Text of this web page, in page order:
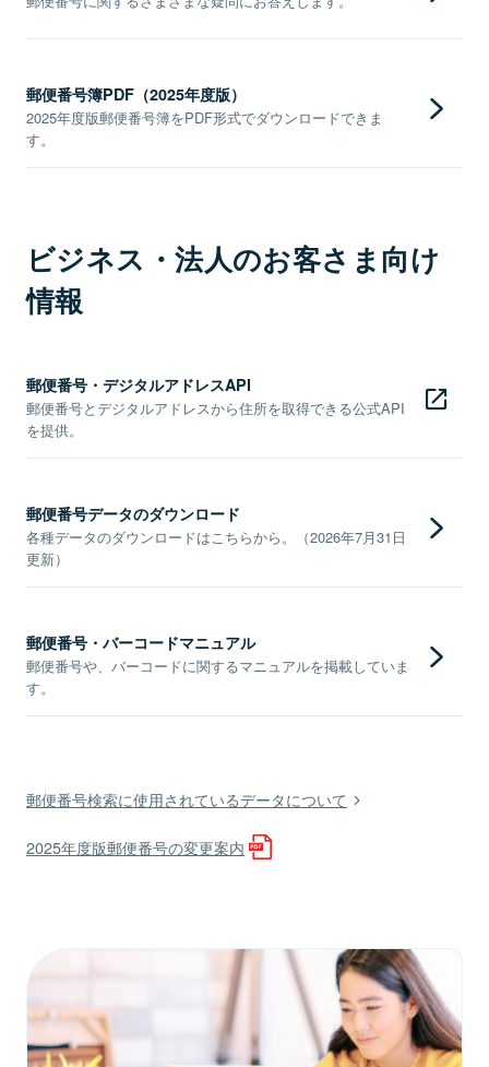
郵便番号簿PDF（2025年度版）
2025年度版郵便番号簿をPDF形式でダウンロードできま
す。
ビジネス・法人のお客さま向け
情報
郵便番号・デジタルアドレスAPI
郵便番号とデジタルアドレスから住所を取得できる公式API
を提供。
郵便番号データのダウンロード
各種データのダウンロードはこちらから。（2026年7月31日
更新）
郵便番号・バーコードマニュアル
郵便番号や、バーコードに関するマニュアルを掲載していま
す。
郵便番号検索に使用されているデータについて
2025年度版郵便番号の変更案内